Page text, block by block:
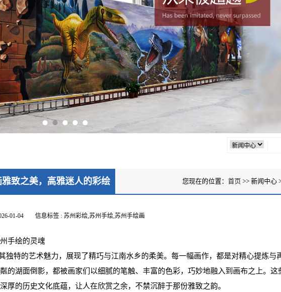
致之美，高雅迷人的彩绘 您现在的位置： 首页 >> 新闻中心
01-04 信息标签 : 苏州彩绘,苏州手绘,苏州手绘画
手绘的灵魂
独特的艺术魅力，展现了精巧与江南水乡的柔美。每一幅画作，都是对精心提炼与
的湖面倒影，都被画家们以细腻的笔触、丰富的色彩，巧妙地融入到画布之上。
厚的历史文化底蕴，让人在欣赏之余，不禁沉醉于那份雅致之韵。